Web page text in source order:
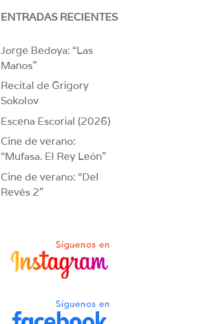
ENTRADAS RECIENTES
Jorge Bedoya: “Las
Manos”
Recital de Grigory
Sokolov
Escena Escorial (2026)
Cine de verano:
“Mufasa. El Rey León”
Cine de verano: “Del
Revés 2”